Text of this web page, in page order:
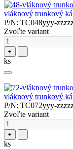
vláknový trunkový
P/N: TC048yyy-
Zvoľte variant
+ -
ks
vláknový trunkový
P/N: TC072yyy-
Zvoľte variant
+ -
ks